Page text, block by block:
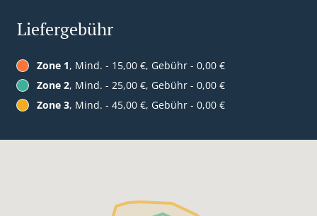
Liefergebühr
Zone 1, Mind. - 15,00 €, Gebühr - 0,00 €
Zone 2, Mind. - 25,00 €, Gebühr - 0,00 €
Zone 3, Mind. - 45,00 €, Gebühr - 0,00 €